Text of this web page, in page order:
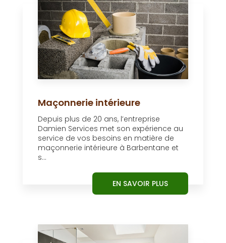
Maçonnerie intérieure
Depuis plus de 20 ans, l’entreprise
Damien Services met son expérience au
service de vos besoins en matière de
maçonnerie intérieure à Barbentane et
s...
EN SAVOIR PLUS